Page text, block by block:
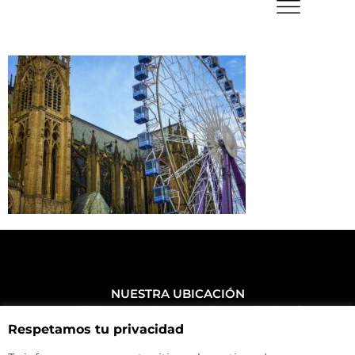
NUESTRA UBICACIÓN
Haz click aquí y mira como llegar a la tienda
CONTACTA CON NOSOTROS
+34 972 500 449
Respetamos tu privacidad